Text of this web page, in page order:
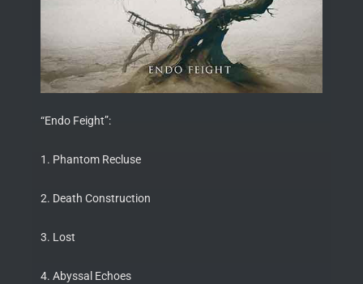
“Endo Feight”:
1. Phantom Recluse
2. Death Construction
3. Lost
4. Abyssal Echoes